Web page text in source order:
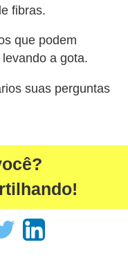
fibras.
que podem
a gota.
suas perguntas